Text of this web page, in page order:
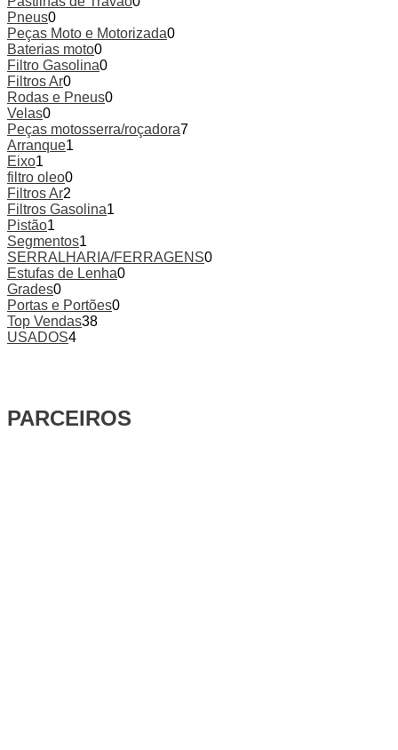
Pneus0
Peças Moto e Motorizada0
Baterias moto0
Filtro Gasolina0
Filtros Ar0
Rodas e Pneus0
Velas0
Peças motosserra/roçadora7
Arranque1
Eixo1
filtro oleo0
Filtros Ar2
Filtros Gasolina1
Pistão1
Segmentos1
SERRALHARIA/FERRAGENS0
Estufas de Lenha0
Grades0
Portas e Portões0
Top Vendas38
USADOS4
PARCEIROS